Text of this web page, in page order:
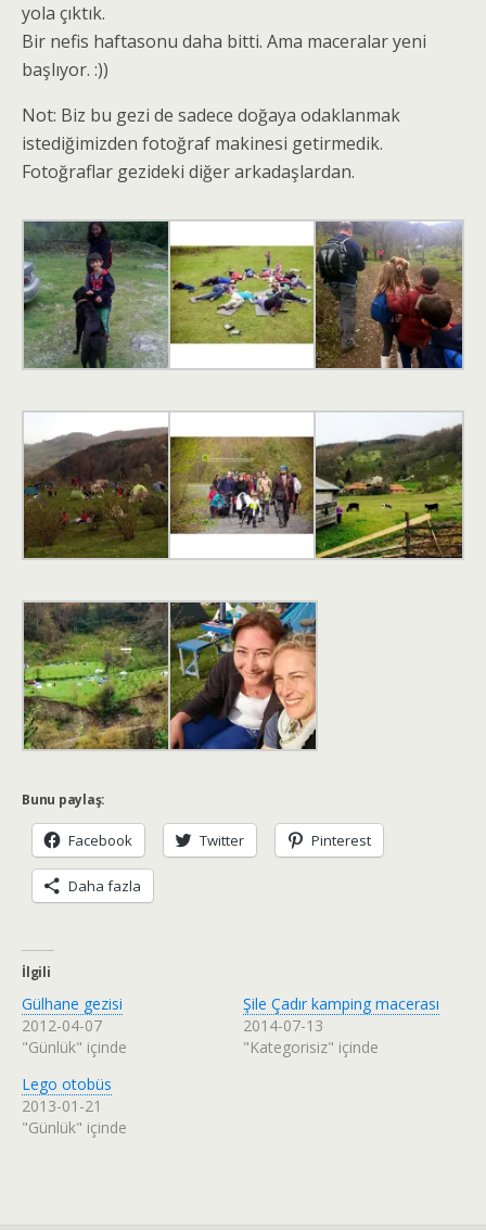
yola çıktık.
Bir nefis haftasonu daha bitti. Ama maceralar yeni
başlıyor. :))
Not: Biz bu gezi de sadece doğaya odaklanmak
istediğimizden fotoğraf makinesi getirmedik.
Fotoğraflar gezideki diğer arkadaşlardan.
Bunu paylaş:
Facebook Twitter Pinterest
Daha fazla
İlgili
Gülhane gezisi
2012-04-07
"Günlük" içinde
Şile Çadır kamping macerası
2014-07-13
"Kategorisiz" içinde
Lego otobüs
2013-01-21
"Günlük" içinde